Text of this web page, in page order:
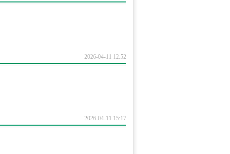
2026-04-11 12:52
2026-04-11 15:17